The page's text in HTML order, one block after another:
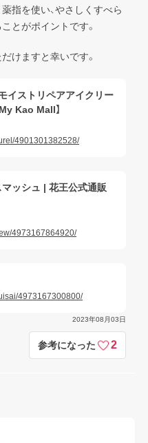
指を使い、やさしくすべら
とがポイントです。
けますと幸いです。
イストリペアアイクリー
Kao Mall】
4901301382528/
ッシュ | 花王公式通販
4973167864920/
4973167300800/
2023年08月03日
参考になった 2